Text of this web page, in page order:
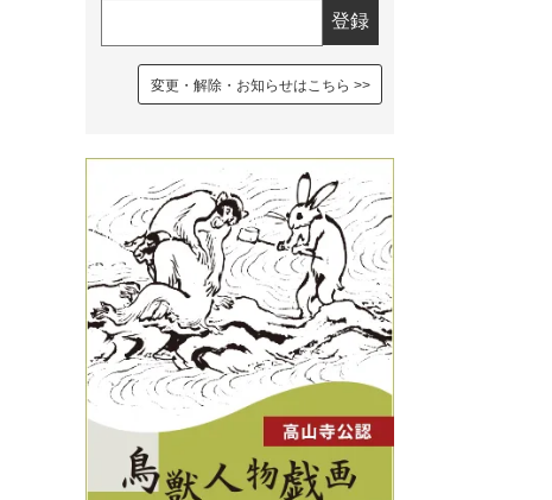
変更・解除・お知らせはこちら